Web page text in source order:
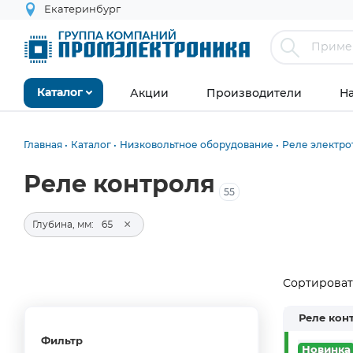
Екатеринбург
Каталог Акции Производители
Главная Каталог Низковольтное оборудование Реле
Реле контроля 55
Глубина, мм: 65 ×
Фильтр
Реле
Новинка